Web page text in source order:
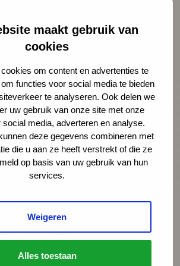
maakt gebruik van
cookies
om content en advertenties te
functies voor social media te bieden
te analyseren. Ook delen we
uw gebruik van onze site met onze
social media, adverteren en analyse.
deze gegevens combineren met
die u aan ze heeft verstrekt of die ze
op basis van uw gebruik van hun
services.
Weigeren
Alles toestaan
Meer nieuws